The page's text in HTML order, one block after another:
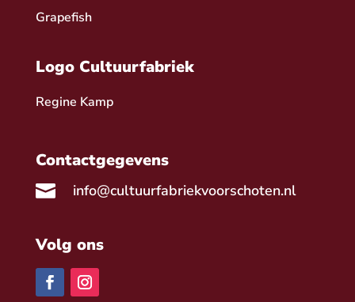
Grapefish
Logo Cultuurfabriek
Regine Kamp
Contactgegevens
 info@cultuurfabriekvoorschoten.nl
Volg ons